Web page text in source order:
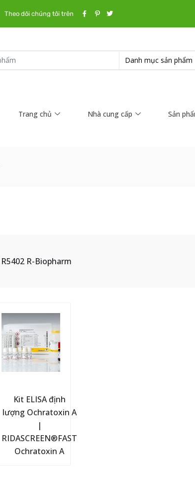
Theo dõi chúng tôi trên
Trang chủ Nhà cung cấp Sản
R5402 R-Biopharm
Kit ELISA định
lượng Ochratoxin A
|
RIDASCREEN®FAST
Ochratoxin A